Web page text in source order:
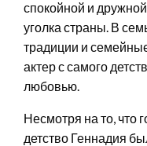
спокойной и
уголка страны. В
традиции и
актер с самого
любовью.
Несмотря на то, что
детство Геннадия